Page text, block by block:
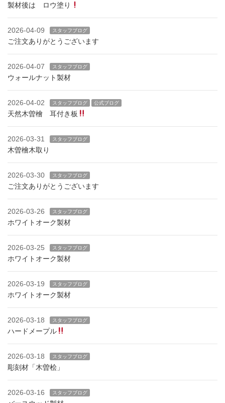
製材後は ロウ塗り
2026-04-09 スタッフブログ
ご注文ありがとうございます
2026-04-07 スタッフブログ
ウォールナット製材
2026-04-02 スタッフブログ 公式ブログ
天然木曽檜 耳付き板
2026-03-31 スタッフブログ
木曽檜木取り
2026-03-30 スタッフブログ
ご注文ありがとうございます
2026-03-26 スタッフブログ
ホワイトオーク製材
2026-03-25 スタッフブログ
ホワイトオーク製材
2026-03-19 スタッフブログ
ホワイトオーク製材
2026-03-18 スタッフブログ
ハードメープル
2026-03-18 スタッフブログ
彫刻材「木曽桧」
2026-03-16 スタッフブログ